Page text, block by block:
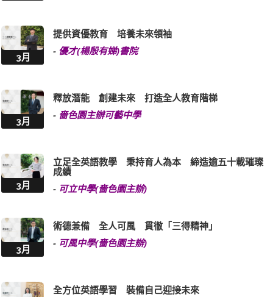
3月
提供資優教育 培養未來領袖
- 優才(楊殷有娣)書院
3月
釋放潛能 創建未來 打造全人教育階梯
- 嗇色園主辦可藝中學
3月
立足全英語教學 秉持育人為本 締造逾五十載璀璨
成績
- 可立中學(嗇色園主辦)
3月
術德兼備 全人可風 貫徹「三得精神」
- 可風中學(嗇色園主辦)
全方位英語學習 裝備自己迎接未來